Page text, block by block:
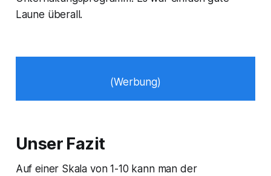
Laune überall.
(Werbung)
Unser Fazit
Auf einer Skala von 1-10 kann man der